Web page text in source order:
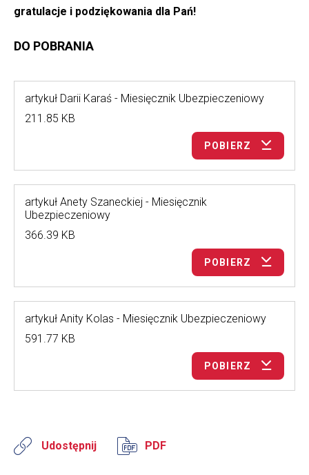
gratulacje i podziękowania dla Pań!
DO POBRANIA
artykuł Darii Karaś - Miesięcznik Ubezpieczeniowy
211.85 KB
POBIERZ
artykuł Anety Szaneckiej - Miesięcznik
Ubezpieczeniowy
366.39 KB
POBIERZ
artykuł Anity Kolas - Miesięcznik Ubezpieczeniowy
591.77 KB
POBIERZ
Udostępnij PDF